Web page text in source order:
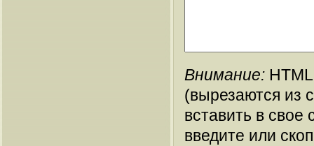
Внимание:
(вырезаются из
вставить в
введите или